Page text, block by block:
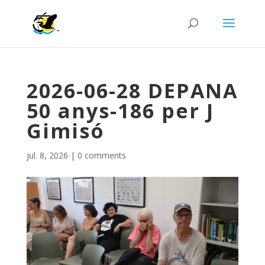
2026-06-28 DEPANA
50 anys-186 per J
Gimisó
jul. 8, 2026 | 0 comments